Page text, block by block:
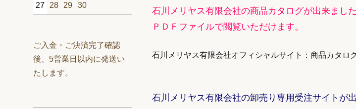
石川メリヤス有限会社の商品カタログが出来ました
ＰＤＦファイルで閲覧いただけます。
石川メリヤス有限会社オフィシャルサイト：商品カタロ
石川メリヤス有限会社の卸売り専用受注サイトが出
27 28 29 30
ご入金・ご決済完了確認
後、5営業日以内に発送い
たします。